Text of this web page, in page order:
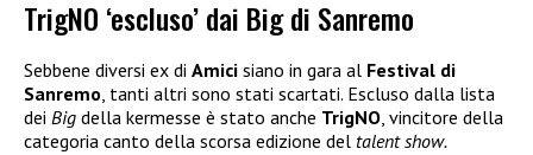
TrigNO ‘escluso’ dai Big di Sanremo
Sebbene diversi ex di Amici siano in gara al Festival di
Sanremo, tanti altri sono stati scartati. Escluso dalla lista
dei Big della kermesse è stato anche TrigNO, vincitore della
categoria canto della scorsa edizione del talent show.